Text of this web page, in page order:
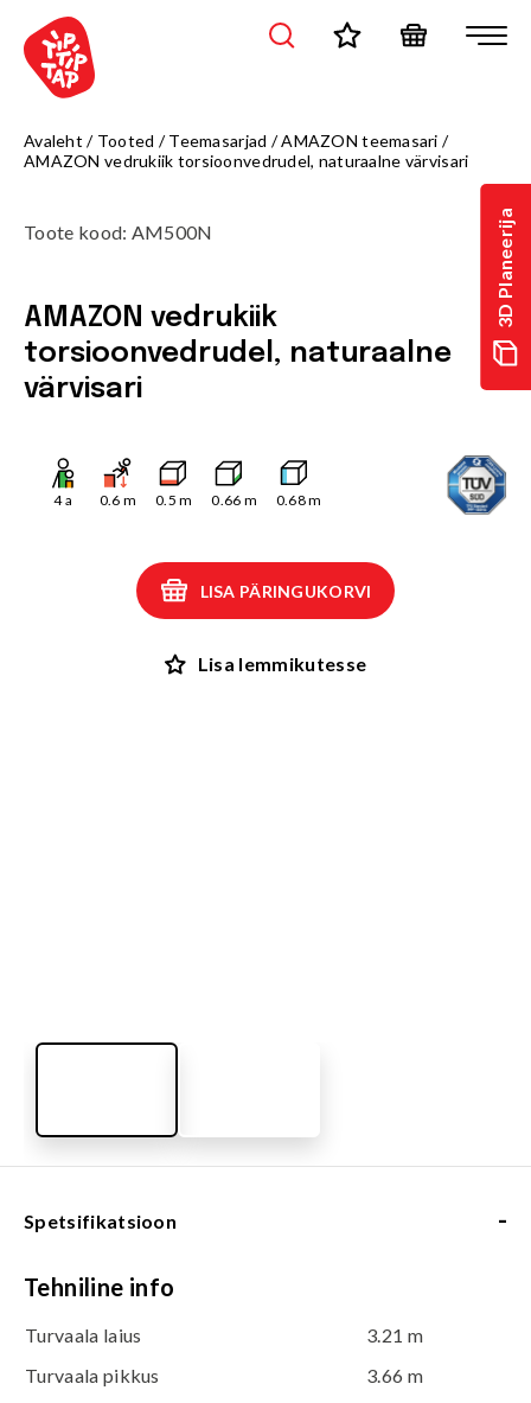
3D Planeerija
Avaleht / Tooted /Teemasarjad /AMAZON teemasari /
AMAZON vedrukiik torsioonvedrudel, naturaalne värvisari
Toote kood: AM500N
AMAZON vedrukiik
torsioonvedrudel, naturaalne
värvisari
4a 0.6 m 0.5 m 0.66 m 0.68m
LISA PÄRINGUKORVI
Lisa lemmikutesse
Spetsifikatsioon -
Tehniline info
Turvaala laius
3.21 m
Turvaala pikkus
3.66 m